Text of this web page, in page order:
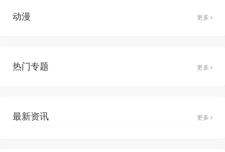
动漫 更多
热门专题 更多
最新资讯 更多